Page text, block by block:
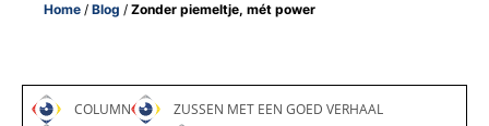
Home / Blog / Zonder piemeltje, mét power
COLUMN
ZUSSEN MET EEN GOED VERHAAL